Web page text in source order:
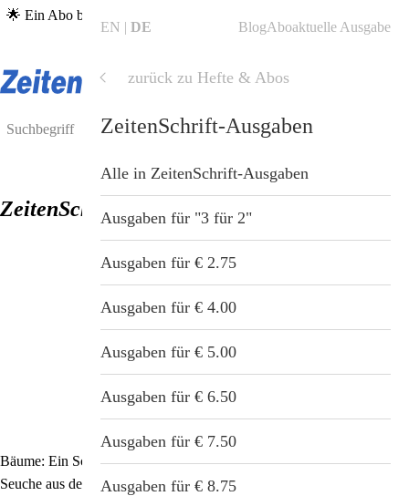
🌟 Ein Abo bestellen, unabhängigen Journalismus unterstützen & ein
Gratis-Heft erhalten →
zum Abo
ZeitenSchrift Nr. 80
Bäume: Ein Schlüssel zum Schutz vor Elektrosmog!✵Borreliose: Die
Seuche aus dem Versuchslabor – und wie man sie heilen kann
EN DE BlogAboaktuelle Ausgabe
zurück zu Hefte & Abos
Shop
ZeitenSchrift Startseite
Stichwortverzeichnis
Aktuell
Shop
Hefte & Abos
Nahrungsergänzung
Gesundheit & Wellness
Geschenkideen
Immunsystemstärkung
Hefte & Abos
Alle in Hefte & Abos
ZeitenSchrift-Abos
ZeitenSchrift-Ausgaben
ZeitenSchrift-Sonderdrucke
ZeitenSchrift-Sammelordner
ZeitenSchrift-Themenpakete
ZeitenSchrift-Ausgaben
Alle in ZeitenSchrift-Ausgaben
Ausgaben für "3 für 2"
Ausgaben für € 2.75
Ausgaben für € 4.00
Ausgaben für € 5.00
Ausgaben für € 6.50
Ausgaben für € 7.50
Ausgaben für € 8.75